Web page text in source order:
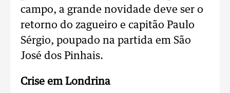
campo, a grande novidade deve ser o
retorno do zagueiro e capitão Paulo
Sérgio, poupado na partida em São
José dos Pinhais.
Crise em Londrina